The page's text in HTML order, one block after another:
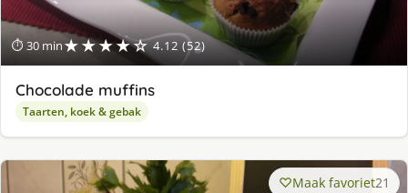
⏱ 30 min★★★★☆ 4.12 (52)
Chocolade muffins
Taarten, koek & gebak
Maak favoriet21